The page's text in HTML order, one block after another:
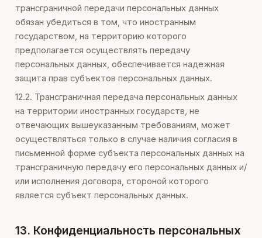
трансграничной передачи персональных данных
обязан убедиться в том, что иностранным
государством, на территорию которого
предполагается осуществлять передачу
персональных данных, обеспечивается надежная
защита прав субъектов персональных данных.
12.2. Трансграничная передача персональных данных
на территории иностранных государств, не
отвечающих вышеуказанным требованиям, может
осуществляться только в случае наличия согласия в
письменной форме субъекта персональных данных на
трансграничную передачу его персональных данных и/
или исполнения договора, стороной которого
является субъект персональных данных.
13. Конфиденциальность персональных